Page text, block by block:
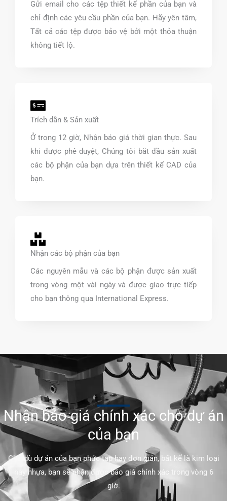
Gửi email cho các tệp thiết kế phần của bạn và
chỉ định các yêu cầu phần của bạn. Hãy yên tâm,
Tất cả các tệp được bảo vệ bởi một thỏa thuận
không tiết lộ.
Trích dẫn & Sản xuất
Ở trong 12 giờ, Nhận báo giá thời gian thực. Sau
khi được phê duyệt, Chúng tôi bắt đầu sản xuất
các bộ phận của bạn dựa trên thiết kế CAD của
bạn.
Nhận các bộ phận của bạn
Các nguyên mẫu và các bộ phận được sản xuất
trong vòng một vài ngày và được giao trực tiếp
cho bạn thông qua International Express.
Nhận báo giá chính xác cho dự án
của bạn
Cho dù dự án của bạn phức tạp hay đơn giản, bất kể là kim loại
hay nhựa, bạn sẽ nhận được báo giá chính xác trong vòng 6
giờ.